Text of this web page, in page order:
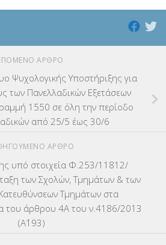
ΆΡΘΡΟ
Ψυχολογικής Υποστήριξης για
των Πανελλαδικών Εξετάσεων
1550 σε όλη την περίοδο
από 25/5 έως 30/6
ΆΡΘΡΟ
υπό στοιχεία Φ.253/11812/
των Σχολών, Τμημάτων & των
Τμημάτων στα
του άρθρου 4Α του ν.4186/2013
(Α΄193)
(230)
ΓΛΩΣΣΟΜΑΘΕΙΑΣ(135)
ΠΛΗΡΟΦΟΡΙΚΗΣ(12)
ΒΕΛΤΙΩΣΕΙΣ(319)